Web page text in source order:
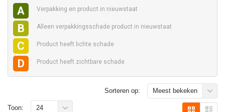
A Verpakking en product in nieuwstaat
B Alleen verpakkingsschade product in nieuwstaat
C Product heeft lichte schade
D Product heeft zichtbare schade
Sorteren op: Meest bekeken
Toon: 24